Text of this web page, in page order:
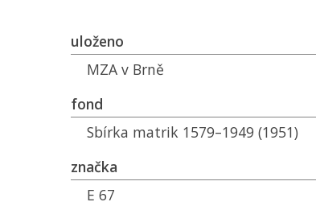
uloženo
MZA v Brně
fond
Sbírka matrik 1579–1949 (1951)
značka
E 67